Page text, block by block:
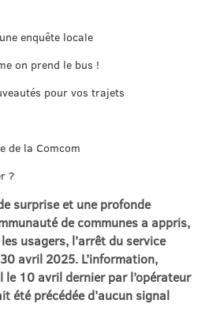
enquête locale
on prend le bus !
pour vos trajets
de la Comcom
?
surprise et une profonde
de communes a appris,
usagers, l’arrêt du service
avril 2025. L’information,
10 avril dernier par l’opérateur
été précédée d’aucun signal